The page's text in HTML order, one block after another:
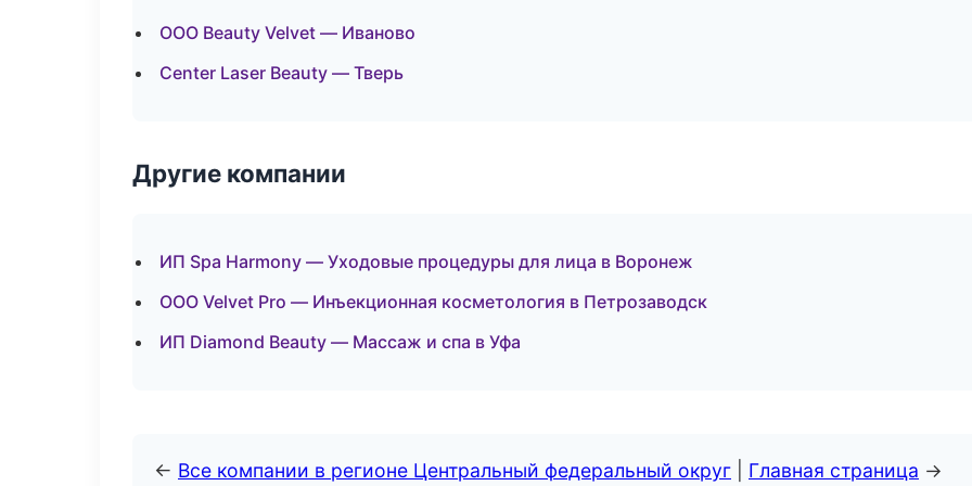
ООО Beauty Velvet — Иваново
Center Laser Beauty — Тверь
Другие компании
ИП Spa Harmony — Уходовые процедуры для лица в Воронеж
ООО Velvet Pro — Инъекционная косметология в Петрозаводск
ИП Diamond Beauty — Массаж и спа в Уфа
← Все компании в регионе Центральный федеральный округ Главная страница →